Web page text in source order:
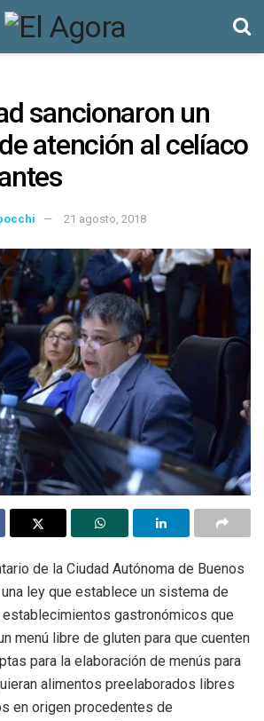
sancionaron un
atención al celíaco
21 agosto, 2018
de la Ciudad Autónoma de Buenos
ley que establece un sistema de
gastronómicos que
menú libre de gluten para que cuenten
para la elaboración de menús para
alimentos preelaborados libres
en origen procedentes de